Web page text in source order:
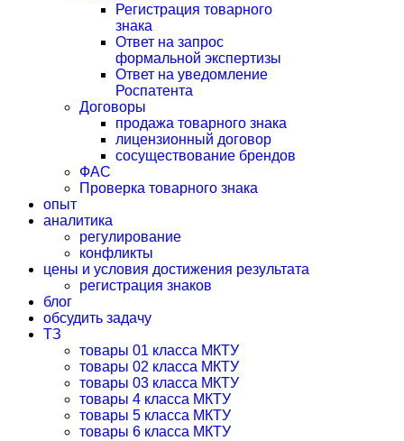
Регистрация товарного
знака
Ответ на запрос
формальной экспертизы
Ответ на уведомление
Роспатента
Договоры
продажа товарного знака
лицензионный договор
сосуществование брендов
ФАС
Проверка товарного знака
опыт
аналитика
регулирование
конфликты
цены и условия достижения результата
регистрация знаков
блог
обсудить задачу
ТЗ
товары 01 класса МКТУ
товары 02 класса МКТУ
товары 03 класса МКТУ
товары 4 класса МКТУ
товары 5 класса МКТУ
товары 6 класса МКТУ